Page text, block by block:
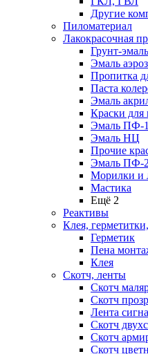
Другие
Пиломатериал
Лакокрасочная
Грунт-
Эмаль
Пропитка
Паста
Эмаль
Краски для
Эмаль ПФ-
Эмаль НЦ
Прочие
Эмаль ПФ-
Морилки и
Мастика
Ещё 2
Реактивы
Клея,
Герметик
Пена
Клея
Скотч, ленты
Скотч
Скотч
Лента
Скотч
Скотч
Скотч